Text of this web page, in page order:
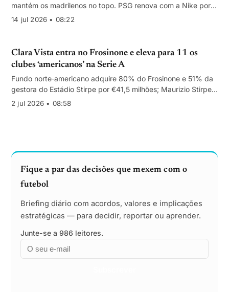
mantém os madrilenos no topo. PSG renova com a Nike por
€100M/ano. Juventus é a única italiana no top‑10, com
14 jul 2026 • 08:22
Clara Vista entra no Frosinone e eleva para 11 os
clubes ‘americanos’ na Serie A
Fundo norte‑americano adquire 80% do Frosinone e 51% da
gestora do Estádio Stirpe por €41,5 milhões; Maurizio Stirpe
mantém 20% e gestão até 2028.
2 jul 2026 • 08:58
Fique a par das decisões que mexem com o
futebol
Briefing diário com acordos, valores e implicações
estratégicas — para decidir, reportar ou aprender.
Junte-se a 986 leitores.
Email
Empresa